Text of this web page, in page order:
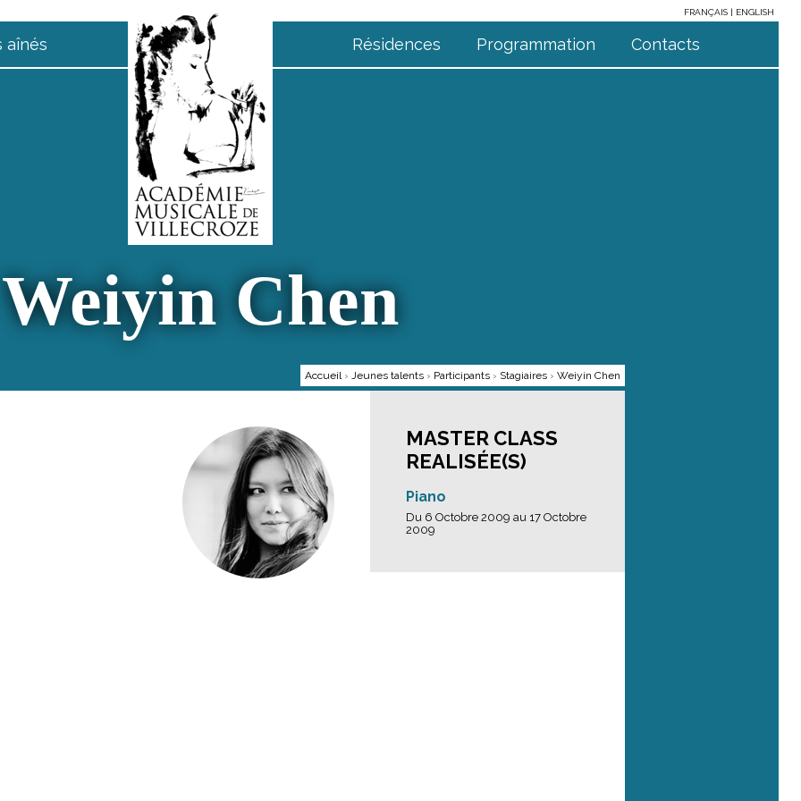
FRANÇAIS
ENGLISH
aînés Résidences Programmation Contacts
Weiyin Chen
Accueil › Jeunes talents › Participants › Stagiaires › Weiyin Chen
MASTER CLASS
REALISÉE(S)
Piano
Du 6 Octobre 2009 au 17 Octobre
2009